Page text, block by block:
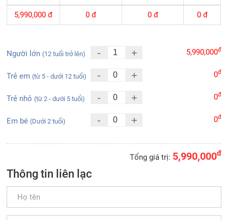
5,990,000 đ 0 đ 0đ 0đ
Người lớn(12 tuổi trở lên) - + 5,990,000đ
Trẻ em(từ 5 - dưới 12 tuổi) - + 0đ
Trẻ nhỏ(từ 2 - dưới 5 tuổi) - + 0đ
Em bé(Dưới 2 tuổi) - + 0đ
Tổng giá trị: 5,990,000đ
Thông tin liên lạc